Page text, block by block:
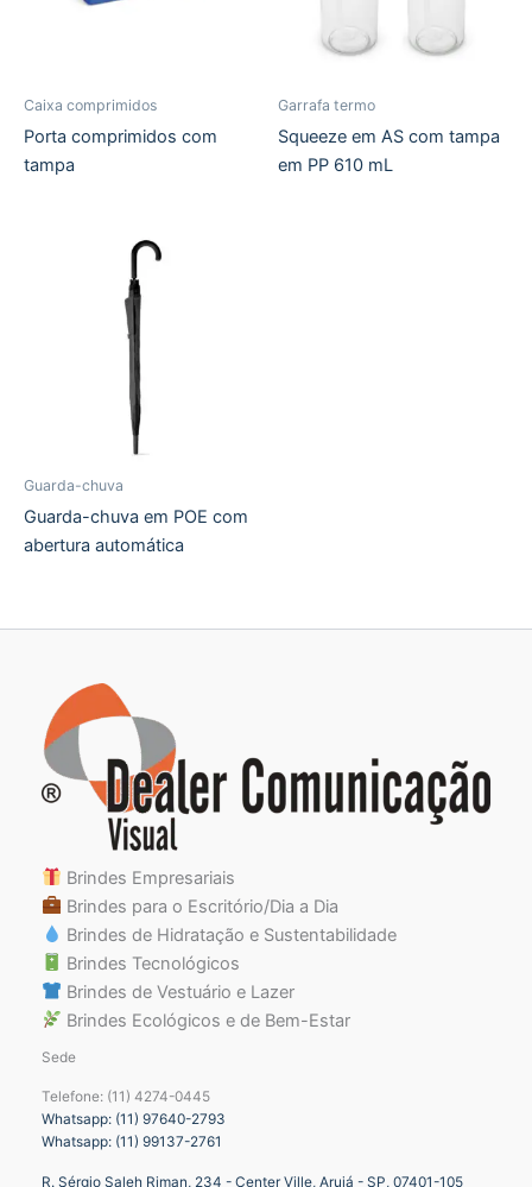
Caixa comprimidos
Porta comprimidos com
tampa
Garrafa termo
Squeeze em AS com tampa
em PP 610 mL
Guarda-chuva
Guarda-chuva em POE com
abertura automática
Brindes Empresariais
Brindes para o Escritório/Dia a Dia
Brindes de Hidratação e Sustentabilidade
Brindes Tecnológicos
Brindes de Vestuário e Lazer
Brindes Ecológicos e de Bem-Estar
Sede
Telefone: (11) 4274-0445
Whatsapp: (11) 97640-2793
Whatsapp: (11) 99137-2761
R. Sérgio Saleh Riman, 234 - Center Ville, Arujá - SP, 07401-105